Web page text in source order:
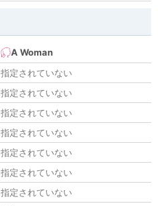
A Woman
指定されていない
指定されていない
指定されていない
指定されていない
指定されていない
指定されていない
指定されていない